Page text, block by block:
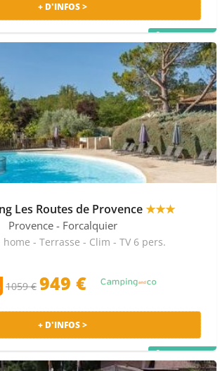
+ D'INFOS >
Les Routes de Provence★★★
Provence - Forcalquier
- Terrasse - Clim - TV 6 pers.
1059 € 949 €
+ D'INFOS >